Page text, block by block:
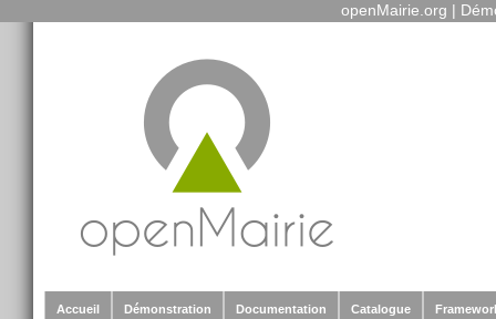
openMairie.org |
Accueil
Démonstration Documentation Catalogue